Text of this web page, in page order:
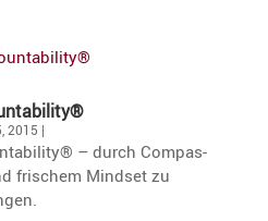
2015 |
– durch Compas­
frischem Mindset zu